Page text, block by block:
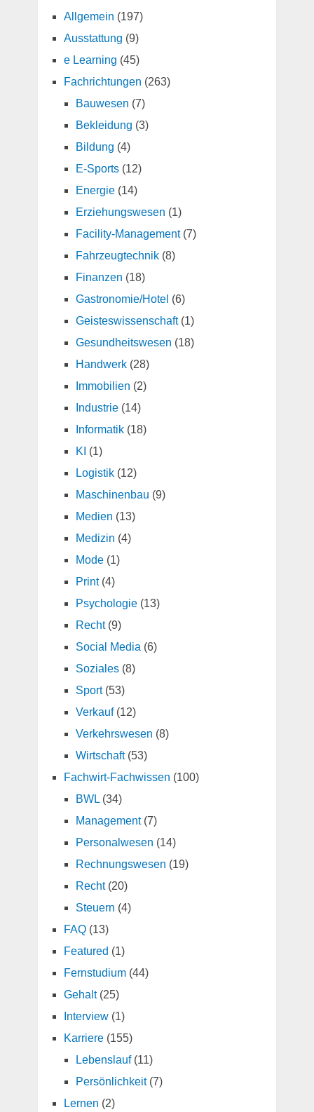
Allgemein (197)
Ausstattung (9)
e Learning (45)
Fachrichtungen (263)
Bauwesen (7)
Bekleidung (3)
Bildung (4)
E-Sports(12)
Energie(14)
Erziehungswesen (1)
Facility-Management(7)
Fahrzeugtechnik(8)
Finanzen (18)
Gastronomie/Hotel (6)
Geisteswissenschaft(1)
Gesundheitswesen (18)
Handwerk(28)
Immobilien (2)
Industrie(14)
Informatik(18)
KI (1)
Logistik(12)
Maschinenbau (9)
Medien (13)
Medizin (4)
Mode(1)
Print(4)
Psychologie(13)
Recht(9)
Social Media (6)
Soziales(8)
Sport(53)
Verkauf(12)
Verkehrswesen (8)
Wirtschaft(53)
Fachwirt-Fachwissen (100)
BWL(34)
Management(7)
Personalwesen (14)
Rechnungswesen (19)
Recht(20)
Steuern (4)
FAQ(13)
Featured (1)
Fernstudium(44)
Gehalt(25)
Interview(1)
Karriere(155)
Lebenslauf(11)
Persönlichkeit(7)
Lernen (2)